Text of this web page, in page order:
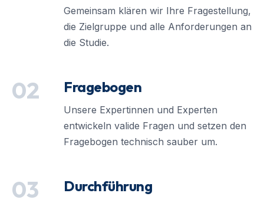
Gemeinsam klären wir Ihre Fragestellung,
die Zielgruppe und alle Anforderungen an
die Studie.
02 Fragebogen
Unsere Expertinnen und Experten
entwickeln valide Fragen und setzen den
Fragebogen technisch sauber um.
03 Durchführung